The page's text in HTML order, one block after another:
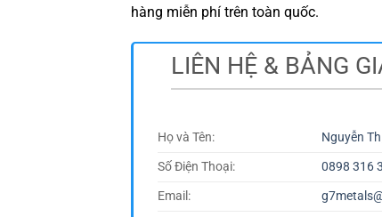
hàng miễn phí trên toàn quốc.
LIÊN HỆ & BẢNG
Họ và Tên:
Nguyễn
Số Điện Thoại:
0898 316
Email: